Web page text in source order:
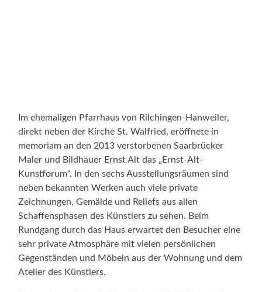
Im ehemaligen Pfarrhaus von Rilchingen-Hanweiler,
direkt neben der Kirche St. Walfried, eröffnete in
memoriam an den 2013 verstorbenen Saarbrücker
Maler und Bildhauer Ernst Alt das „Ernst-Alt-
Kunstforum“. In den sechs Ausstellungsräumen sind
neben bekannten Werken auch viele private
Zeichnungen, Gemälde und Reliefs aus allen
Schaffensphasen des Künstlers zu sehen. Beim
Rundgang durch das Haus erwartet den Besucher eine
sehr private Atmosphäre mit vielen persönlichen
Gegenständen und Möbeln aus der Wohnung und dem
Atelier des Künstlers.